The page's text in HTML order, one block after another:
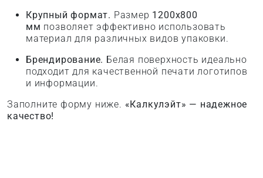
Крупный формат. Размер 1200x800
мм позволяет эффективно использовать
материал для различных видов упаковки.
Брендирование. Белая поверхность идеально
подходит для качественной печати логотипов
и информации.
Заполните форму ниже. «Калкулэйт» — надежное
качество!